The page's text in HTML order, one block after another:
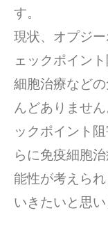
す。
現状、オプジ
ェックポイン
細胞治療など
んどありませ
ックポイント
らに免疫細胞
能性が考えら
いきたいと思い